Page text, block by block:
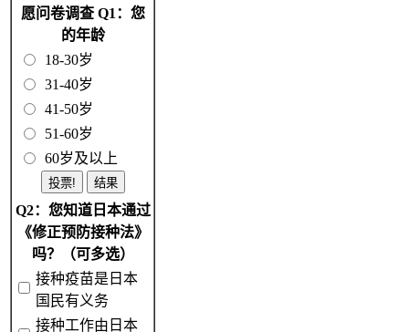
愿问卷调查 Q1：您
的年龄
18-30岁
31-40岁
41-50岁
51-60岁
60岁及以上
Q2：您知道日本通过
《修正预防接种法》
吗？（可多选）
接种疫苗是日本
国民有义务
接种工作由日本